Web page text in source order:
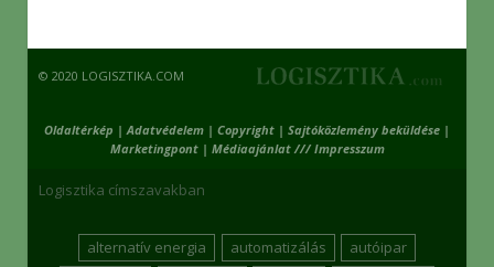
© 2020 LOGISZTIKA.COM
Oldaltérkép | Adatvédelem | Copyright | Sajtóközlemény beküldése |
Marketingpont| Médiaajánlat /// Impresszum
Logisztika címszavakban
alternatív energia automatizálás
autóipar